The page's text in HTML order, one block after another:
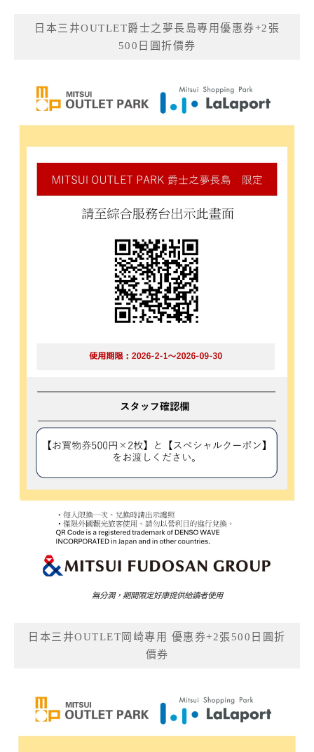
日本三井OUTLET爵士之夢長島專用優惠券+2張
500日圓折價券
無分潤，期間限定好康提供給讀者使用
日本三井OUTLET岡崎專用 優惠券+2張500日圓折
價券